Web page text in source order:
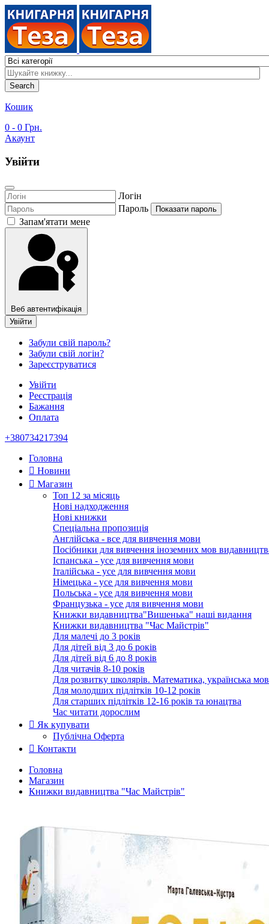
Search
Кошик
0 - 0 Грн.
Акаунт
Увійти
Логін
Пароль
Показати пароль
Запам'ятати мене
Веб автентифікація
Увійти
Забули свій пароль?
Забули свій логін?
Зареєструватися
Увійти
Реєстрація
Бажання
Оплата
+380734217394
Головна
Новини
Магазин
Топ 12 за місяць
Нові надходження
Нові книжки
Спеціальна пропозиція
Англійська - все для вивчення мови
Посібники для вивчення іноземних мов
Іспанська - усе для вивчення мови
Італійська - усе для вивчення мови
Німецька - усе для вивчення мови
Польська - усе для вивчення мови
Французька - усе для вивчення мови
Книжки видавництва"Вишенька" наші видання
Книжки видавництва "Час Майстрів"
Для малечі до 3 років
Для дітей від 3 до 6 років
Для дітей від 6 до 8 років
Для читачів 8-10 років
Для розвитку школярів. Математика, українська
Для молодших підлітків 10-12 років
Для старших підлітків 12-16 років та юнацтва
Час читати дорослим
Як купувати
Публічна Оферта
Контакти
Головна
Магазин
Книжки видавництва "Час Майстрів"